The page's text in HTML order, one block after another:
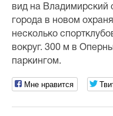
вид на
города в новом
несколько
вокруг. 300 м в
паркингом.
Мне нравится